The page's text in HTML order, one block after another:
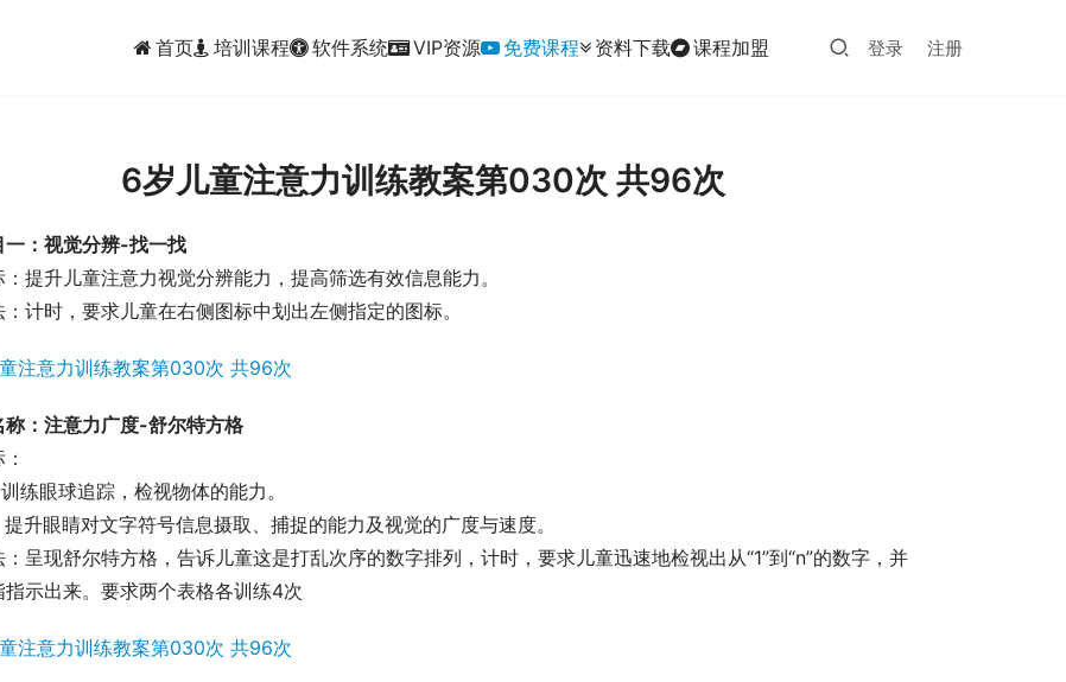
首页 培训课程 软件系统 VIP资源 免费课程 资料下载 课程加盟 登录 注册
6岁儿童注意力训练教案第030次 共96次
一：视觉分辨-找一找
提升儿童注意力视觉分辨能力，提高筛选有效信息能力。
计时，要求儿童在右侧图标中划出左侧指定的图标。
称：注意力广度-舒尔特方格
眼球追踪，检视物体的能力。
眼睛对文字符号信息摄取、捕捉的能力及视觉的广度与速度。
呈现舒尔特方格，告诉儿童这是打乱次序的数字排列，计时，要求儿童迅速地检视出从“1”到“n”的数字，并
指示出来。要求两个表格各训练4次